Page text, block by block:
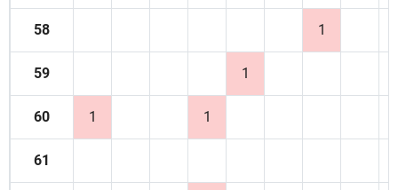
58 1
59 1
60 1 1
61